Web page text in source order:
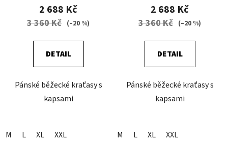
2 688 Kč
3 360 Kč (–20 %)
DETAIL
Pánské běžecké kraťasy s
kapsami
M L XL XXL
2 688 Kč
3 360 Kč (–20 %)
DETAIL
Pánské běžecké kraťasy s
kapsami
M L XL XXL